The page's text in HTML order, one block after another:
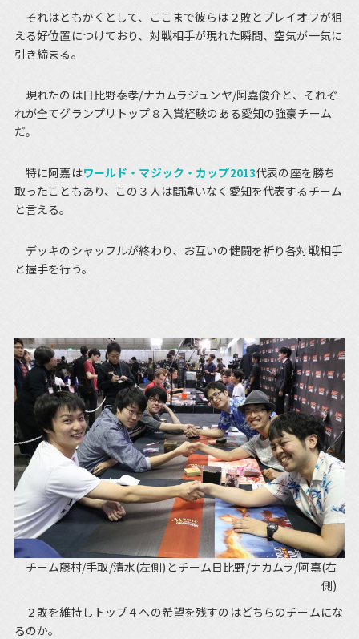
それはともかくとして、ここまで彼らは２敗とプレイオフが狙
える好位置につけており、対戦相手が現れた瞬間、空気が一気に
引き締まる。
現れたのは日比野泰孝/ナカムラジュンヤ/阿嘉俊介と、それぞ
れが全てグランプリトップ８入賞経験のある愛知の強豪チーム
だ。
特に阿嘉はワールド・マジック・カップ2013代表の座を勝ち
取ったこともあり、この３人は間違いなく愛知を代表するチーム
と言える。
デッキのシャッフルが終わり、お互いの健闘を祈り各対戦相手
と握手を行う。
チーム藤村/手取/清水(左側)とチーム日比野/ナカムラ/阿嘉(右
側)
２敗を維持しトップ４への希望を残すのはどちらのチームにな
るのか。